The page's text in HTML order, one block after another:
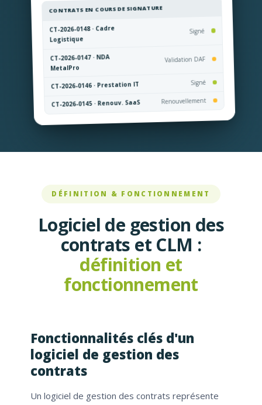
CONTRATS EN COURS DE SIGNATURE
CT-2026-0148 · Cadre
Logistique
Signé
CT-2026-0147 · NDA
MetalPro
Validation DAF
CT-2026-0146 · Prestation IT Signé
CT-2026-0145 · Renouv. SaaS Renouvellement
DÉFINITION & FONCTIONNEMENT
Logiciel de gestion des
contrats et CLM :
définition et
fonctionnement
Fonctionnalités clés d'un
logiciel de gestion des
contrats
Un logiciel de gestion des contrats représente